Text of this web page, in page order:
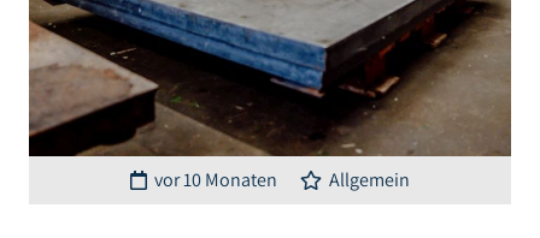
vor 10 Monaten Allgemein